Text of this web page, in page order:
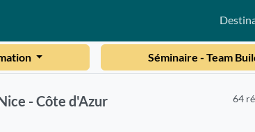
Séminaire - Team
- Côte d'Azur 64